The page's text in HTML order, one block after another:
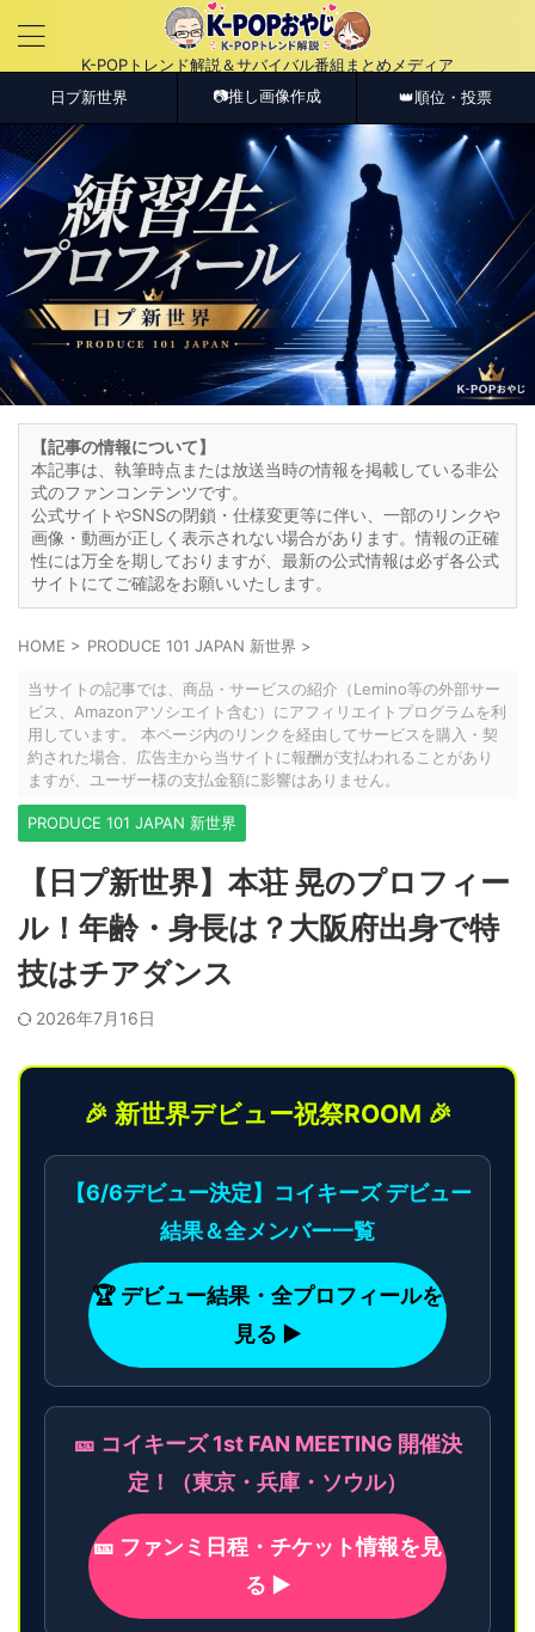
K-POPトレンド解説＆サバイバル番組まとめメディア
日プ新世界 📷推し画像作成 👑順位・投票
【記事の情報について】
本記事は、執筆時点または放送当時の情報を掲載している非公
式のファンコンテンツです。
公式サイトやSNSの閉鎖・仕様変更等に伴い、一部のリンクや
画像・動画が正しく表示されない場合があります。情報の正確
性には万全を期しておりますが、最新の公式情報は必ず各公式
サイトにてご確認をお願いいたします。
HOME > PRODUCE 101 JAPAN 新世界 >
当サイトの記事では、商品・サービスの紹介（Lemino等の外部サー
ビス、Amazonアソシエイト含む）にアフィリエイトプログラムを利
用しています。 本ページ内のリンクを経由してサービスを購入・契
約された場合、広告主から当サイトに報酬が支払われることがあり
ますが、ユーザー様の支払金額に影響はありません。
PRODUCE 101 JAPAN 新世界
【日プ新世界】本荘 晃のプロフィー
ル！年齢・身長は？大阪府出身で特
技はチアダンス
2026年7月16日
🎉 新世界デビュー祝祭ROOM 🎉
【6/6デビュー決定】コイキーズ デビュー
結果＆全メンバー一覧
🏆 デビュー結果・全プロフィールを
見る ▶
🎫 コイキーズ 1st FAN MEETING 開催決
定！（東京・兵庫・ソウル）
🎫 ファンミ日程・チケット情報を見
る ▶